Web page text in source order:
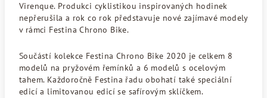
Virenque. Produkci cyklistikou inspirovaných hodinek
nepřerušila a rok co rok představuje nové zajímavé modely
v rámci Festina Chrono Bike.
Součástí kolekce Festina Chrono Bike 2020 je celkem 8
modelů na pryžovém řemínků a 6 modelů s ocelovým
tahem. Každoročně Festina řadu obohatí také speciální
edicí a limitovanou edicí se safírovým sklíčkem.